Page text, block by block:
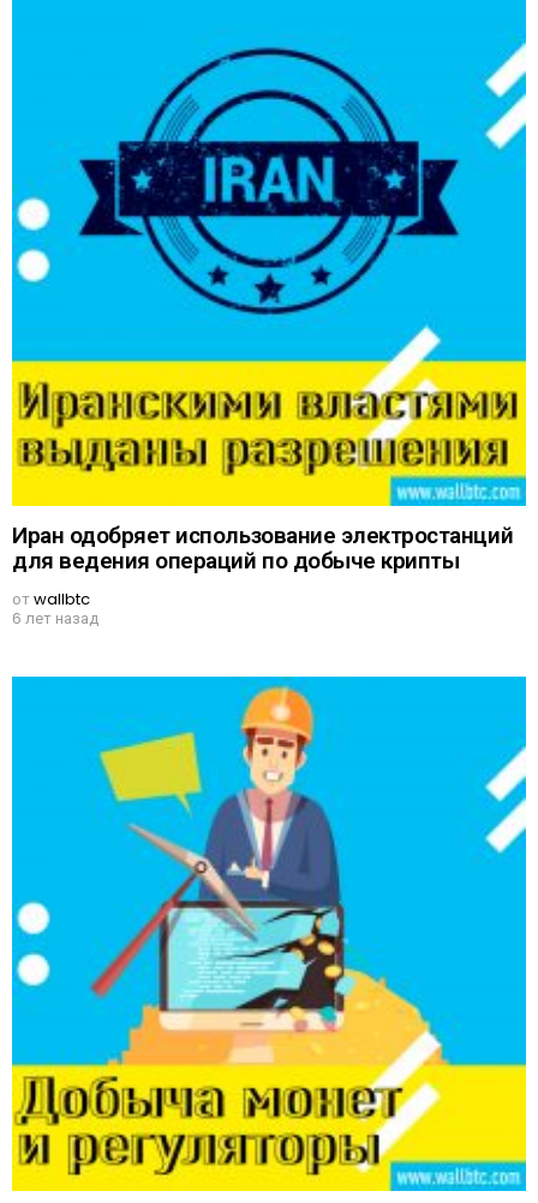
Иран одобряет использование электростанций
для ведения операций по добыче крипты
отwallbtc
6 лет назад